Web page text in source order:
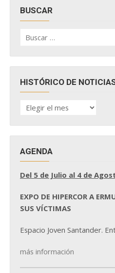
BUSCAR
por:
HISTÓRICO DE
HISTÓRICO
DE
AGENDA
Del 5 de Julio al 4 de
EXPO DE HIPERCOR A
SUS VÍCTIMAS
Espacio Joven Santander.
más información